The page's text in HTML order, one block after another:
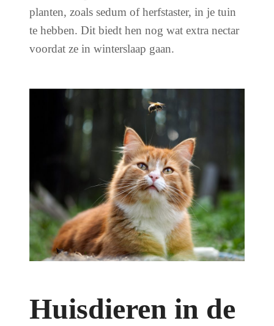
planten, zoals sedum of herfstaster, in je tuin
te hebben. Dit biedt hen nog wat extra nectar
voordat ze in winterslaap gaan.
Huisdieren in de